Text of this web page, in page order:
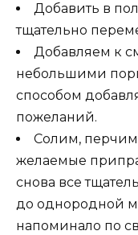
Добавить в
тщательно
Добавляем к
небольшими
способом
пожеланий.
Солим,
желаемые
снова все
до однородной
напоминало по